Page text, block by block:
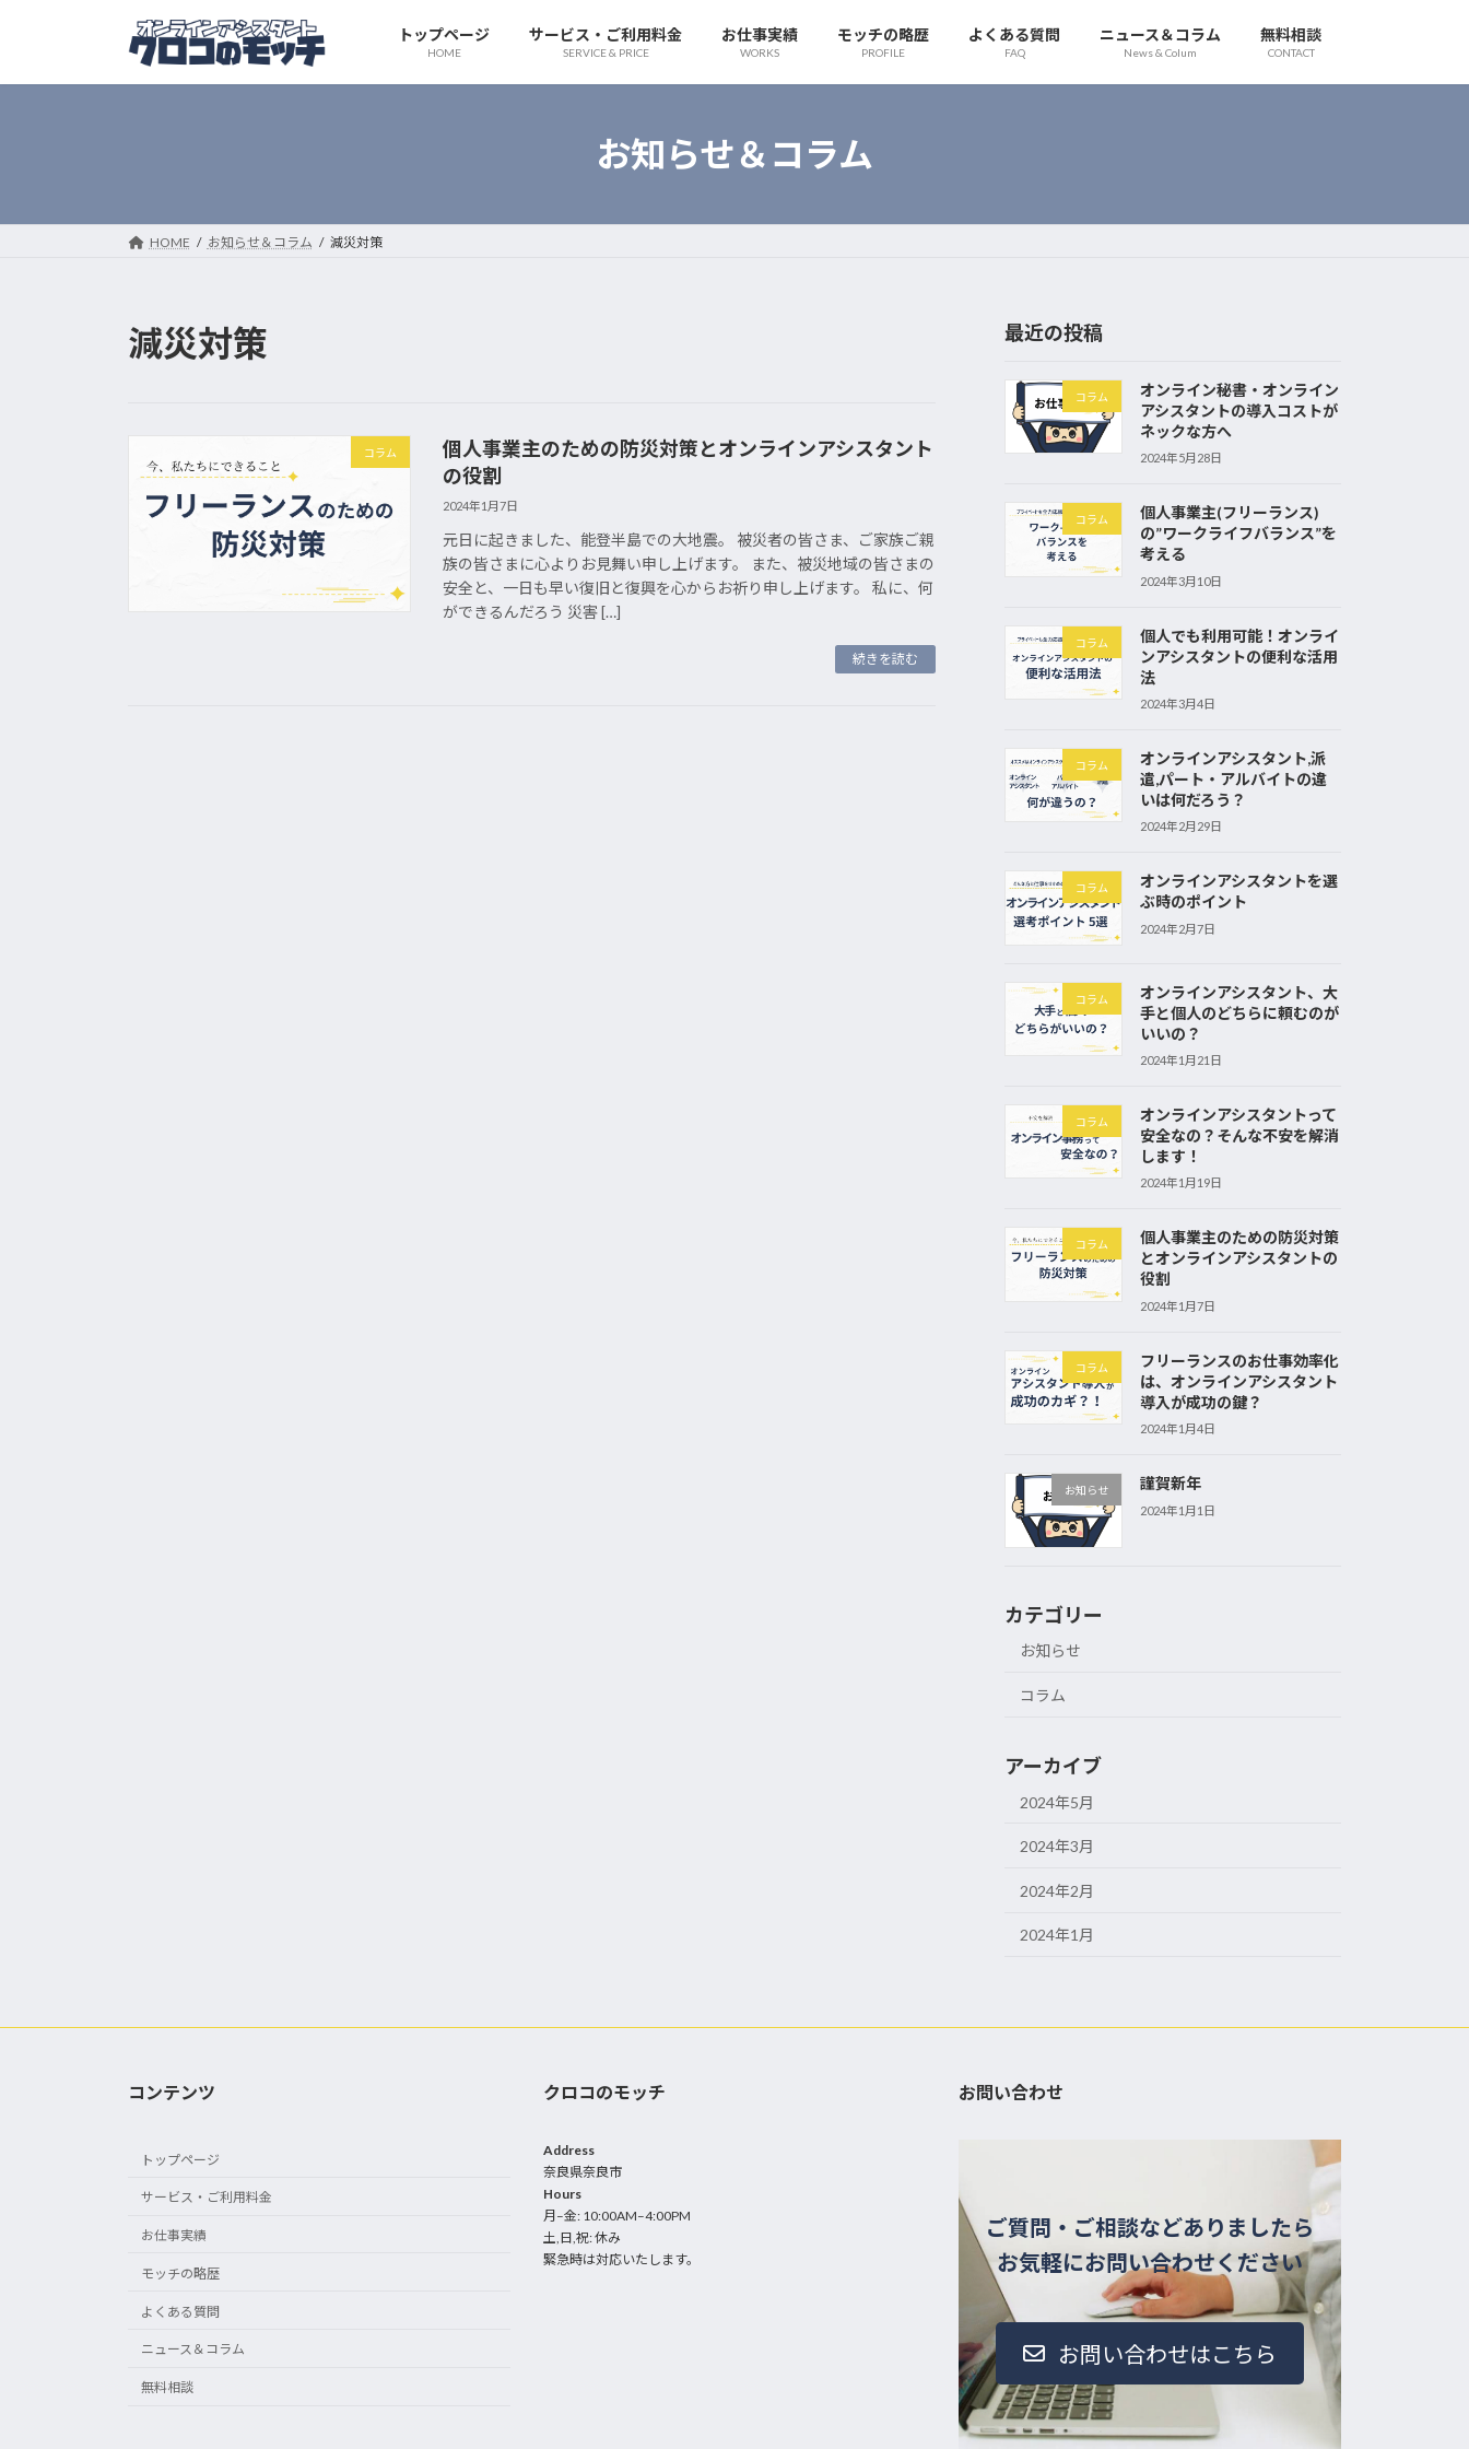
ン
ッ
ー
移
トップページ
HOME
サービス・ご利用料金
SERVICE & PRICE
お仕事実績
WORKS
モッチの略歴
PROFILE
よくある質問
FAQ
ニュース＆コラム
News & Colum
無料相談
CONTACT
お知らせ＆コラム
HOME お知らせ＆コラム 減災対策
減災対策
コラム
個人事業主のための防災対策とオンラインアシスタント
の役割
2024年1月7日
元日に起きました、能登半島での大地震。 被災者の皆さま、ご家族ご親
族の皆さまに心よりお見舞い申し上げます。 また、被災地域の皆さまの
安全と、一日も早い復旧と復興を心からお祈り申し上げます。 私に、何
ができるんだろう 災害 […]
続きを読む
最近の投稿
コラム
オンライン秘書・オンライン
アシスタントの導入コストが
ネックな方へ
2024年5月28日
コラム
個人事業主(フリーランス)
の”ワークライフバランス”を
考える
2024年3月10日
コラム
個人でも利用可能！オンライ
ンアシスタントの便利な活用
法
2024年3月4日
コラム
オンラインアシスタント,派
遣,パート・アルバイトの違
いは何だろう？
2024年2月29日
コラム
オンラインアシスタントを選
ぶ時のポイント
2024年2月7日
コラム
オンラインアシスタント、大
手と個人のどちらに頼むのが
いいの？
2024年1月21日
コラム
オンラインアシスタントって
安全なの？そんな不安を解消
します！
2024年1月19日
コラム
個人事業主のための防災対策
とオンラインアシスタントの
役割
2024年1月7日
コラム
フリーランスのお仕事効率化
は、オンラインアシスタント
導入が成功の鍵？
2024年1月4日
お知らせ 謹賀新年
2024年1月1日
カテゴリー
お知らせ
コラム
アーカイブ
2024年5月
2024年3月
2024年2月
2024年1月
コンテンツ
トップページ
サービス・ご利用料金
お仕事実績
モッチの略歴
よくある質問
ニュース＆コラム
無料相談
クロコのモッチ
Address
奈良県奈良市
Hours
月–金: 10:00AM–4:00PM
土,日,祝: 休み
緊急時は対応いたします。
お問い合わせ
ご質問・ご相談などありましたら
お気軽にお問い合わせください
お問い合わせはこちら